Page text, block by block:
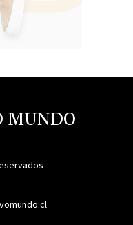
MUNDO